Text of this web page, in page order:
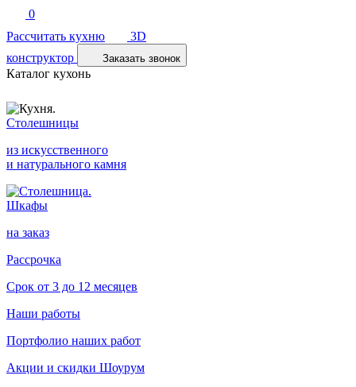
0
Рассчитать кухню
3D
конструктор
Заказать звонок
Каталог кухонь
Столешницы
из искусственного
и натурального камня
Шкафы
на заказ
Рассрочка
Срок от 3 до 12 месяцев
Наши работы
Портфолио наших работ
Акции и скидки Шоурум